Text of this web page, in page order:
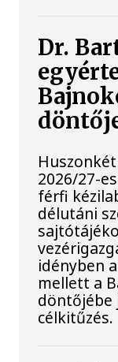
Dr.
2026/27-
férfi
délutáni
idényben
mellett a
döntőjébe
célkitűzés.